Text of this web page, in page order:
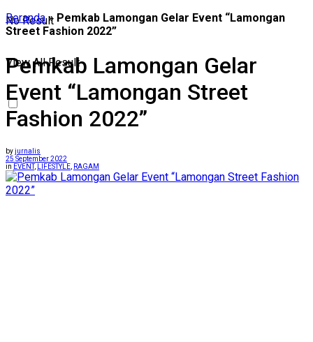
No Result
View All Result
Beranda» Pemkab Lamongan Gelar Event “Lamongan
Street Fashion 2022”
Pemkab Lamongan Gelar
Event “Lamongan Street
Fashion 2022”
byjurnalis
25 September 2022
in EVENT, LIFESTYLE RAGAM